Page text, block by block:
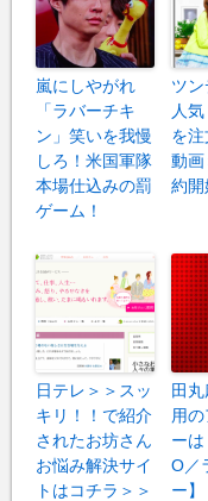
嵐にしやがれ
「ラバーチキ
ン」笑いを我慢
しろ！米国軍隊
本場仕込みの罰
ゲーム！
ツ
人
を注
動画
約開
日テレ＞＞スッ
キリ！！で紹介
されたお坊さん
お悩み解決サイ
トはコチラ＞＞
田
用
ーは
O／
ー】